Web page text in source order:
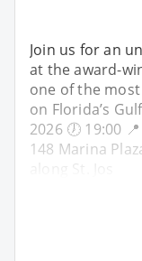
Join us for an
at the award-
one of the
on Florida’s
2026 🕖 19:00
148 Marina